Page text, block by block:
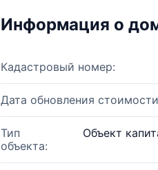
Информация о
Кадастровый номер:
Дата обновления
Тип
объекта:
Объект